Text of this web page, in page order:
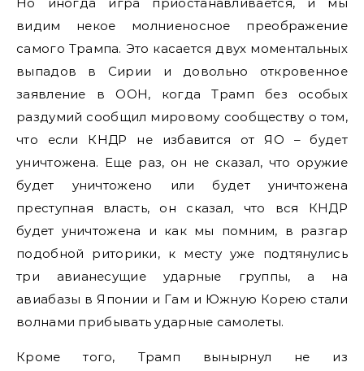
видим некое молниеносное преображение
самого Трампа. Это касается двух моментальных
выпадов в Сирии и довольно откровенное
заявление в ООН, когда Трамп без особых
раздумий сообщил мировому сообществу о том,
что если КНДР не избавится от ЯО – будет
уничтожена. Еще раз, он не сказал, что оружие
будет уничтожено или будет уничтожена
преступная власть, он сказал, что вся КНДР
будет уничтожена и как мы помним, в разгар
подобной риторики, к месту уже подтянулись
три авианесущие ударные группы, а на
авиабазы в Японии и Гам и Южную Корею стали
волнами прибывать ударные самолеты.
Кроме того, Трамп вынырнул не из